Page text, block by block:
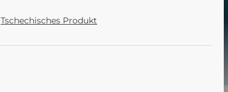
Tschechisches Produkt